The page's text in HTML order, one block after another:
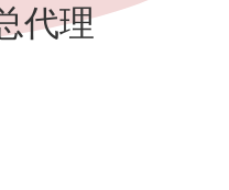
代理